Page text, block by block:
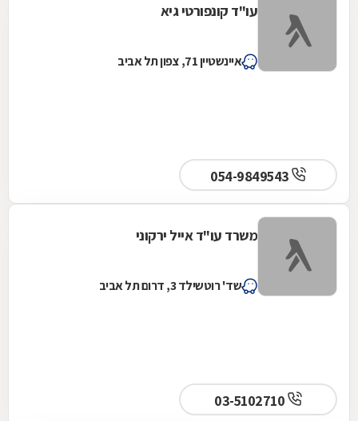
עו"ד קונפורטי גיא
איינשטיין 71, צפון תל אביב
משרד עו"ד אייל ירקוני
שד' רוטשילד 3, דרום תל אביב